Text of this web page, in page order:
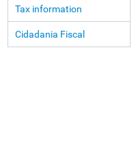
Tax information
Cidadania Fiscal